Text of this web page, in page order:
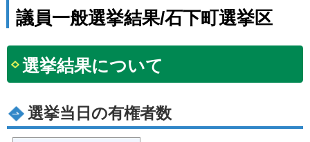
議員一般選挙結果/石下町選挙区
選挙結果について
選挙当日の有権者数